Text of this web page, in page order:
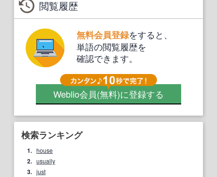
閲覧履歴
無料会員登録をすると、
単語の閲覧履歴を
確認できます。
Weblio会員(無料)に登録する
検索ランキング
1. house
2. usually
3. just